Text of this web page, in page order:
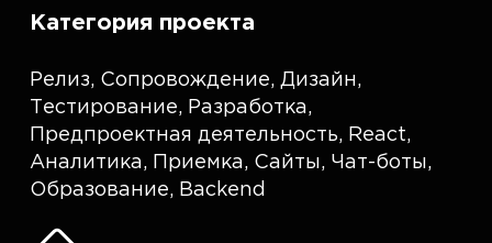
Категория проекта
Релиз, Сопровождение, Дизайн,
Тестирование, Разработка,
Предпроектная деятельность, React,
Аналитика, Приемка, Сайты, Чат-боты,
Образование, Backend